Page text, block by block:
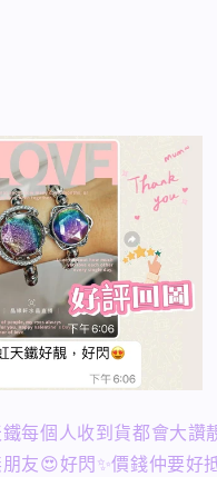
每個人收到貨都會大讚
友😍好閃✨價錢仲要好